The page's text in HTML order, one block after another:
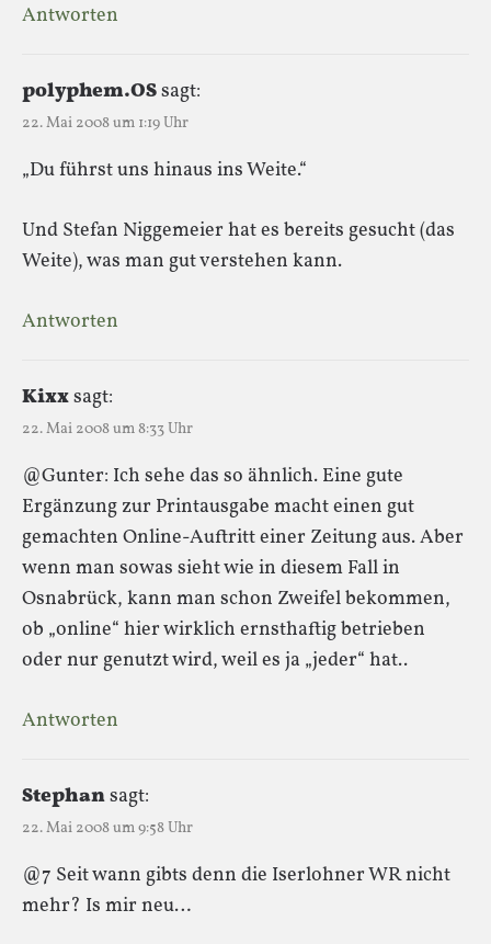
Antworten
polyphem.OSsagt:
22. Mai 2008 um 1:19 Uhr
„Du führst uns hinaus ins Weite.“
Und Stefan Niggemeier hat es bereits gesucht (das
Weite), was man gut verstehen kann.
Antworten
Kixxsagt:
22. Mai 2008 um 8:33 Uhr
@Gunter: Ich sehe das so ähnlich. Eine gute
Ergänzung zur Printausgabe macht einen gut
gemachten Online-Auftritt einer Zeitung aus. Aber
wenn man sowas sieht wie in diesem Fall in
Osnabrück, kann man schon Zweifel bekommen,
ob „online“ hier wirklich ernsthaftig betrieben
oder nur genutzt wird, weil es ja „jeder“ hat..
Antworten
Stephansagt:
22. Mai 2008 um 9:58 Uhr
@7 Seit wann gibts denn die Iserlohner WR nicht
mehr? Is mir neu…